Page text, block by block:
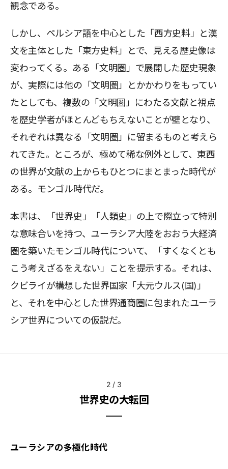
観念である。
しかし、ペルシア語を中心とした「西方史料」と漢
文を主体とした「東方史料」とで、見える歴史像は
変わってくる。ある「文明圏」で展開した歴史現象
が、実際には他の「文明圏」とかかわりをもってい
たとしても、複数の「文明圏」にわたる文献と視点
を歴史学者がほとんどもちえないことが壁となり、
それぞれは異なる「文明圏」に留まるものと考えら
れてきた。ところが、極めて稀な例外として、東西
の世界が文献の上からもひとつにまとまった時代が
ある。モンゴル時代だ。
本書は、「世界史」「人類史」の上で際立って特別
な意味合いを持つ、ユーラシア大陸をおおう大経済
圏を築いたモンゴル時代について、「すくなくとも
こう考えざるをえない」ことを提示する。それは、
クビライが構想した世界国家「大元ウルス(国)」
と、それを中心とした世界通商圏に包まれたユーラ
シア世界についての仮説だ。
2 / 3
世界史の大転回
ユーラシアの多極化時代